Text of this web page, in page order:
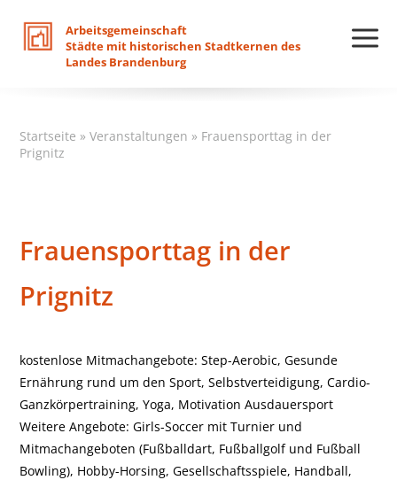
Arbeitsgemeinschaft
Städte mit historischen Stadtkernen des
Landes Brandenburg
Startseite »Veranstaltungen » Frauensporttag in der
Prignitz
Frauensporttag in der
Prignitz
kostenlose Mitmachangebote: Step-Aerobic, Gesunde
Ernährung rund um den Sport, Selbstverteidigung, Cardio-
Ganzkörpertraining, Yoga, Motivation Ausdauersport
Weitere Angebote: Girls-Soccer mit Turnier und
Mitmachangeboten (Fußballdart, Fußballgolf und Fußball
Bowling), Hobby-Horsing, Gesellschaftsspiele, Handball,